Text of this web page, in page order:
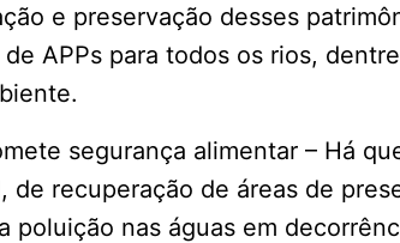
e preservação desses
APPs para todos os rios,
segurança alimentar – Há
de recuperação de áreas de
poluição nas águas em